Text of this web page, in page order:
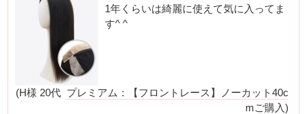
1年くらいは綺麗に使えて気に入ってま
す^ ^
(H様 20代 プレミアム：【フロントレース】ノーカット40c
mご購入)